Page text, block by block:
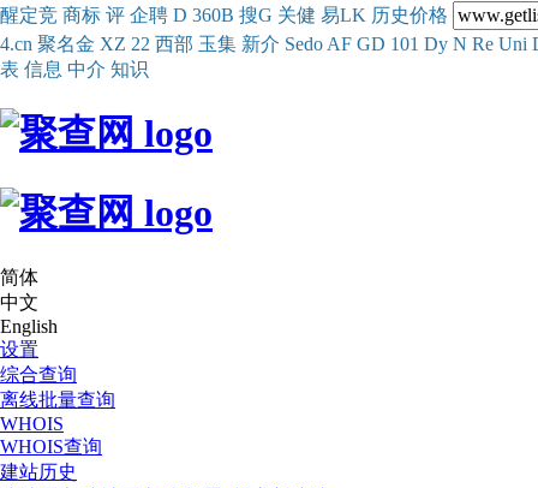
醒定竞 商标 评 企聘 D 360B 搜G 关健 易LK 历史价格
4.cn 聚名金 XZ 22 西部 玉集 新介 Sedo AF GD 101 Dy N Re Uni
表 信息 中介 知识